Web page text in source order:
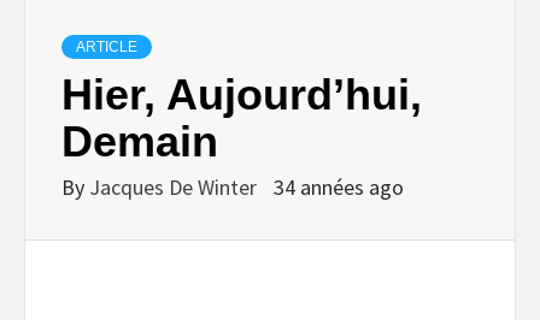
ARTICLE
Hier, Aujourd’hui,
Demain
By Jacques De Winter 34 années ago